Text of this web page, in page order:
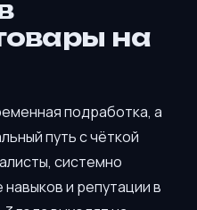
на
подработка, а
путь с чёткой
системно
и репутации в